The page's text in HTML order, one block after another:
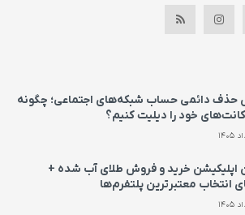
حذف دائمی حساب شبکه‌های اجتماعی؛ چگونه
خود را دیلیت کنیم؟
اپلیکیشن خرید و فروش طلای آب شده +
انتخاب معتبرترین پلتفرم‌ها